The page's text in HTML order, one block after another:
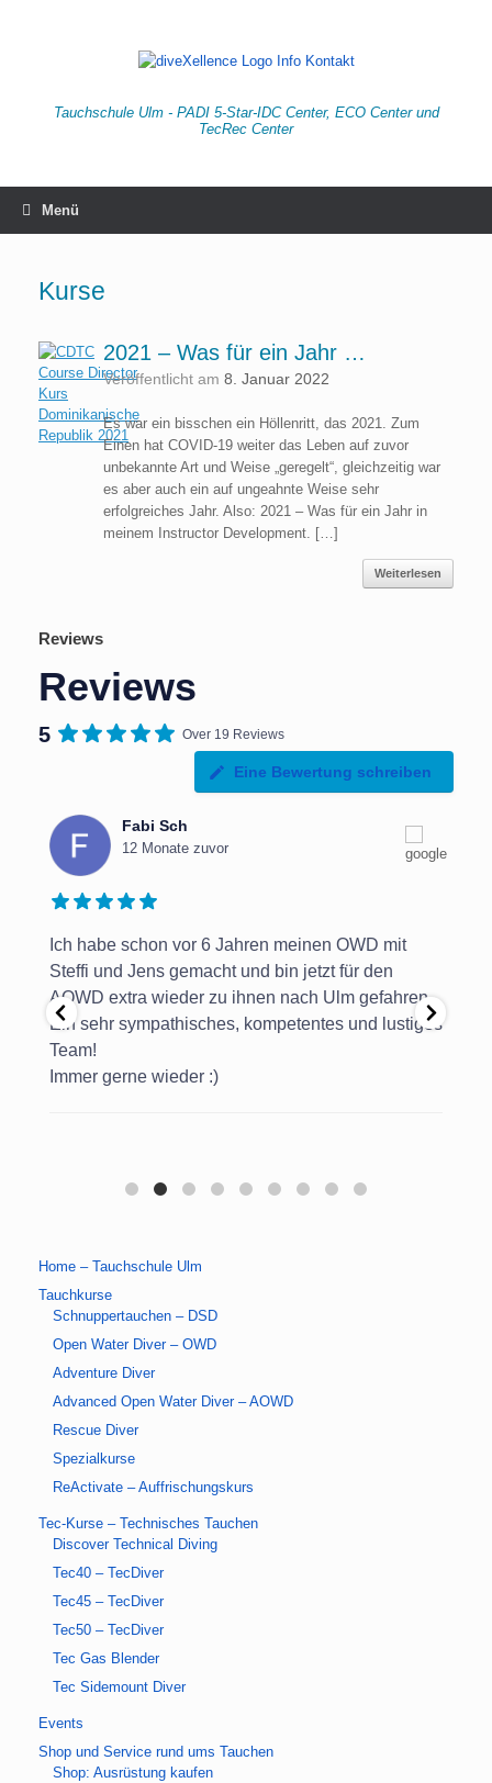
Tauchschule Ulm - PADI 5-Star-IDC Center, ECO Center und
TecRec Center
Menü
Kurse
2021 – Was für ein Jahr …
Veröffentlicht am 8. Januar 2022
Es war ein bisschen ein Höllenritt, das 2021. Zum
Einen hat COVID-19 weiter das Leben auf zuvor
unbekannte Art und Weise „geregelt“, gleichzeitig war
es aber auch ein auf ungeahnte Weise sehr
erfolgreiches Jahr. Also: 2021 – Was für ein Jahr in
meinem Instructor Development. […]
Weiterlesen
Reviews
Reviews
5 Over 19 Reviews
Eine Bewertung schreiben
Fabi Sch
12 Monate zuvor
Ich habe schon vor 6 Jahren meinen OWD mit
Steffi und Jens gemacht und bin jetzt für den
AOWD extra wieder zu ihnen nach Ulm gefahren.
Ein sehr sympathisches, kompetentes und lustiges
Team!
Immer gerne wieder :)
Home – Tauchschule Ulm
Tauchkurse
Schnuppertauchen – DSD
Open Water Diver – OWD
Adventure Diver
Advanced Open Water Diver – AOWD
Rescue Diver
Spezialkurse
ReActivate – Auffrischungskurs
Tec-Kurse – Technisches Tauchen
Discover Technical Diving
Tec40 – TecDiver
Tec45 – TecDiver
Tec50 – TecDiver
Tec Gas Blender
Tec Sidemount Diver
Events
Shop und Service rund ums Tauchen
Shop: Ausrüstung kaufen